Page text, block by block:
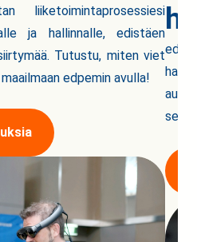
liiketoimintaprosessiesi
ja hallinnalle, edistäen
Tutustu, miten viet
edpemin avulla!